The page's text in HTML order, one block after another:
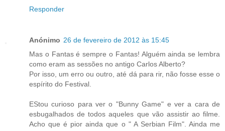
Responder
Anónimo 26 de fevereiro de 2012 às 15:45
Mas o Fantas é sempre o Fantas! Alguém ainda se lembra
como eram as sessões no antigo Carlos Alberto?
Por isso, um erro ou outro, até dá para rir, não fosse esse o
espírito do Festival.
EStou curioso para ver o "Bunny Game" e ver a cara de
esbugalhados de todos aqueles que vão assistir ao filme.
Acho que é pior ainda que o " A Serbian Film". Ainda me